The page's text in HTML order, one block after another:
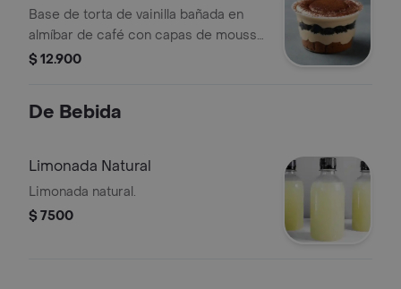
Base de torta de vainilla bañada en
almíbar de café con capas de mousse
de tiramisú y Oreo.
$ 12.900
De Bebida
Limonada Natural
Limonada natural.
$ 7500